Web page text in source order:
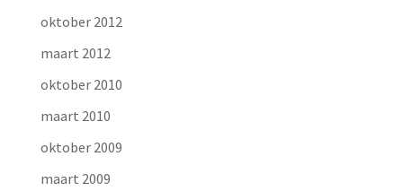
oktober 2012
maart 2012
oktober 2010
maart 2010
oktober 2009
maart 2009